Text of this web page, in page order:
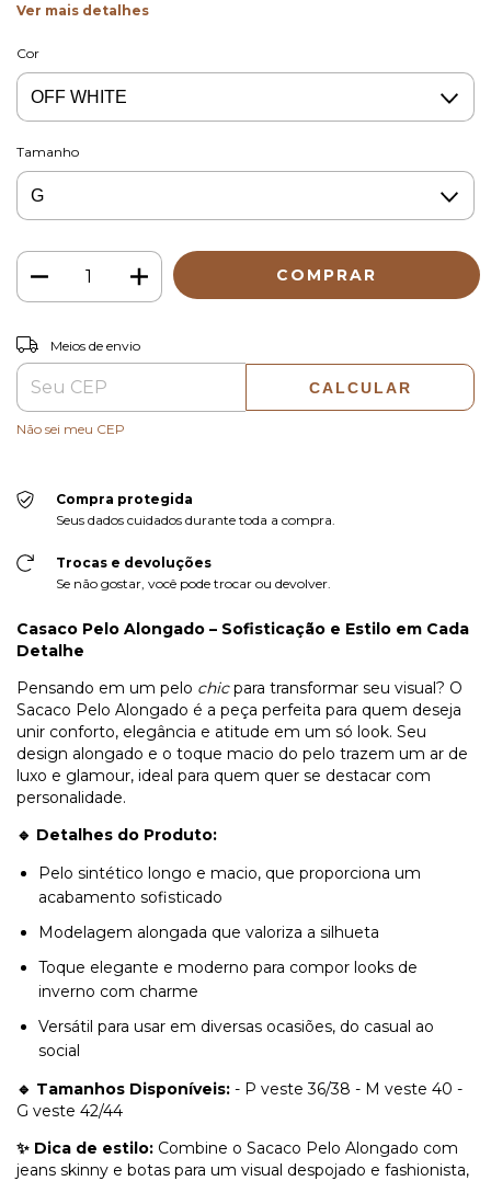
Ver mais detalhes
Cor
Tamanho
Entregas para o CEP:
Meios de envio
CALCULAR
Não sei meu CEP
Compra protegida
Seus dados cuidados durante toda a compra.
Trocas e devoluções
Se não gostar, você pode trocar ou devolver.
Casaco Pelo Alongado – Sofisticação e Estilo em Cada
Detalhe
Pensando em um pelo chicpara transformar seu visual? O
Sacaco Pelo Alongado é a peça perfeita para quem deseja
unir conforto, elegância e atitude em um só look. Seu
design alongado e o toque macio do pelo trazem um ar de
luxo e glamour, ideal para quem quer se destacar com
personalidade.
🔹 Detalhes do Produto:
Pelo sintético longo e macio, que proporciona um
acabamento sofisticado
Modelagem alongada que valoriza a silhueta
Toque elegante e moderno para compor looks de
inverno com charme
Versátil para usar em diversas ocasiões, do casual ao
social
🔹 Tamanhos Disponíveis: - P veste 36/38 - M veste 40 -
G veste 42/44
✨ Dica de estilo: Combine o Sacaco Pelo Alongado com
jeans skinny e botas para um visual despojado e fashionista,